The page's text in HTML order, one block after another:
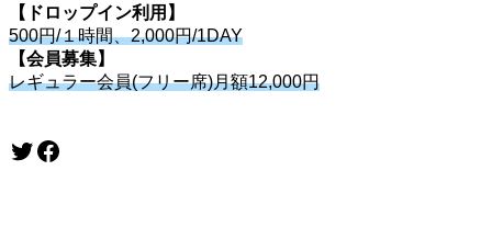
【ドロップイン利用】
500円/１時間、2,000円/1DAY
【会員募集】
レギュラー会員(フリー席)月額12,000円
Twitter Facebook